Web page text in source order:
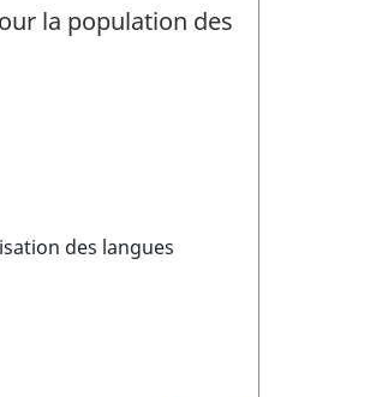
la population des
des langues